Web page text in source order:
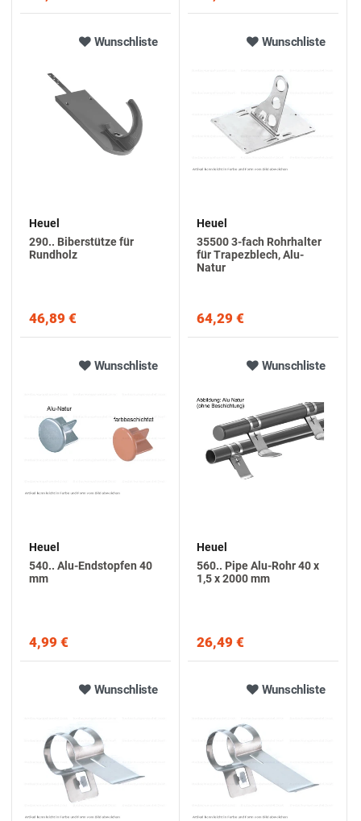
Wunschliste
Heuel
290.. Biberstütze für
Rundholz
46,89 €
Wunschliste
Heuel
35500 3-fach Rohrhalter
für Trapezblech, Alu-
Natur
64,29 €
Wunschliste
Heuel
540.. Alu-Endstopfen 40
mm
4,99 €
Wunschliste
Heuel
560.. Pipe Alu-Rohr 40 x
1,5 x 2000 mm
26,49 €
Wunschliste Wunschliste